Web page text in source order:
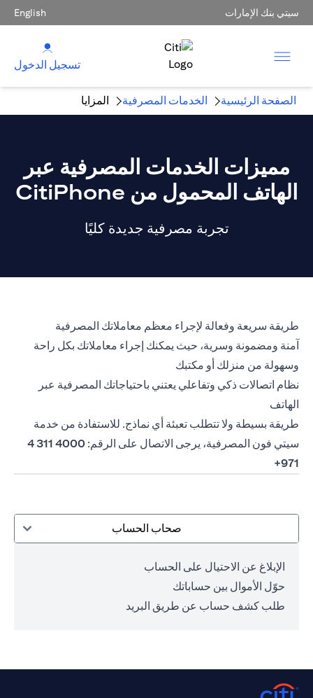
سيتي بنك الإمارات English
تسجيل الدخول
الصفحة الرئيسية الخدمات المصرفية المزايا
مميزات الخدمات المصرفية عبر
الهاتف المحمول من CitiPhone
تجربة مصرفية جديدة كليًا
طريقة سريعة وفعالة لإجراء معظم معاملاتك المصرفية
آمنة ومضمونة وسرية، حيث يمكنك إجراء معاملاتك بكل راحة
وسهولة من منزلك أو مكتبك
نظام اتصالات ذكي وتفاعلي يعتني باحتياجاتك المصرفية عبر
الهاتف
طريقة بسيطة ولا تتطلب تعبئة أي نماذج. للاستفادة من خدمة
سيتي فون المصرفية، يرجى الاتصال على الرقم:
4000 311 4
971+
صحاب الحساب
الإبلاغ عن الاحتيال على الحساب
حوّل الأموال بين حساباتك
طلب كشف حساب عن طريق البريد